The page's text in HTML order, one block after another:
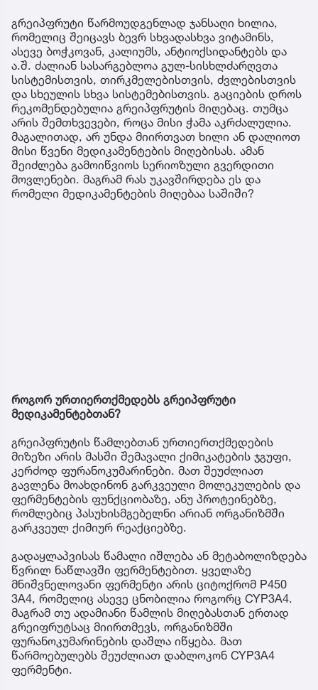
გრეიპფრუტი წარმოუდგენლად ჯანსაღი ხილია,
რომელიც შეიცავს ბევრ სხვადასხვა ვიტამინს,
ასევე ბოჭკოვან, კალიუმს, ანტიოქსიდანტებს და
ა.შ. ძალიან სასარგებლოა გულ-სისხლძარღვთა
სისტემისთვის, თირკმელებისთვის, ძვლებისთვის
და სხეულის სხვა სისტემებისთვის. გაციების დროს
რეკომენდებულია გრეიპფრუტის მიღებაც. თუმცა
არის შემთხვევები, როცა მისი ჭამა აკრძალულია.
მაგალითად, არ უნდა მიირთვათ ხილი ან დალიოთ
მისი წვენი მედიკამენტების მიღებისას. ამან
შეიძლება გამოიწვიოს სერიოზული გვერდითი
მოვლენები. მაგრამ რას უკავშირდება ეს და
რომელი მედიკამენტების მიღებაა საშიში?
როგორ ურთიერთქმედებს გრეიპფრუტი
მედიკამენტებთან?
გრეიპფრუტის წამლებთან ურთიერთქმედების
მიზეზი არის მასში შემავალი ქიმიკატების ჯგუფი,
კერძოდ ფურანოკუმარინები. მათ შეუძლიათ
გავლენა მოახდინონ გარკვეული მოლეკულების და
ფერმენტების ფუნქციობაზე, ანუ პროტეინებზე,
რომლებიც პასუხისმგებელნი არიან ორგანიზმში
გარკვეულ ქიმიურ რეაქციებზე.
გადაყლაპვისას წამალი იშლება ან მეტაბოლიზდება
წვრილ ნაწლავში ფერმენტებით. ყველაზე
მნიშვნელოვანი ფერმენტი არის ციტოქრომ P450
3A4, რომელიც ასევე ცნობილია როგორც CYP3A4.
მაგრამ თუ ადამიანი წამლის მიღებასთან ერთად
გრეიფრუტსაც მიირთმევს, ორგანიზმში
ფურანოკუმარინების დაშლა იწყება. მათ
წარმოებულებს შეუძლიათ დაბლოკონ CYP3A4
ფერმენტი.